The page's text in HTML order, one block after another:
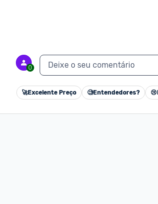
0 Deixe o seu comentário
🚀Excelente Preço 🧐Entendedores? 😢